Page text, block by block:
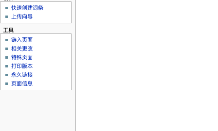
快速创建词条
上传向导
工具
链入页面
相关更改
特殊页面
打印版本
永久链接
页面信息